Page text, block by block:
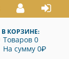
В КОРЗИНЕ:
Товаров 0
На сумму 0P